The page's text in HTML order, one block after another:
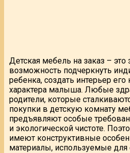
Детская мебель на заказ – это
возможность подчеркнуть
ребенка, создать интерьер
характера малыша. Любые
родители, которые
покупки в детскую комнату
предъявляют особые
и экологической чистоте.
имеют конструктивные
материалы, используемые для